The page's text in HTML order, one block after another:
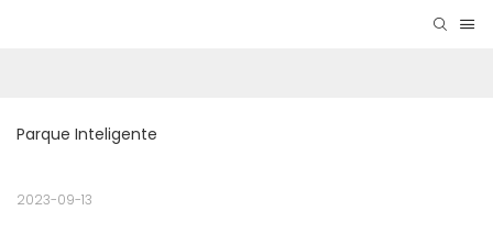
Parque Inteligente
2023-09-13